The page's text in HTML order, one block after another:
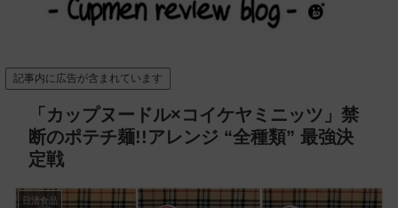
記事内に広告が含まれています
「カップヌードル×コイケヤミニッツ」禁
断のポテチ麺!!アレンジ “全種類” 最強決
定戦
日清食品